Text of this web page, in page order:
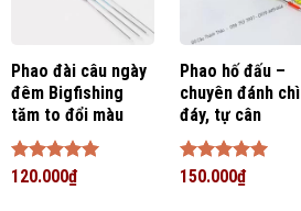
Phao đài câu ngày
đêm Bigfishing
tăm to đổi màu
Được xếp
120.000₫
Phao hố đấu –
chuyên đánh chì
đáy, tự cân
Được xếp
150.000₫